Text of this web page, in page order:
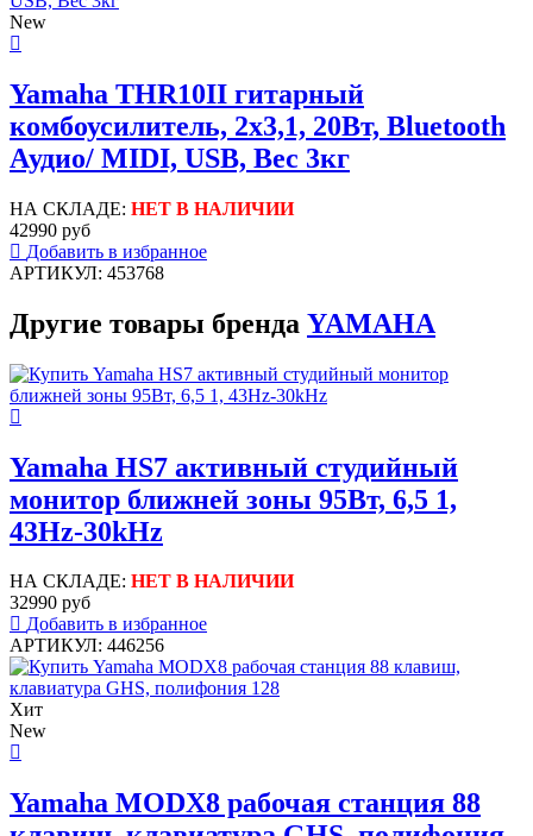
New
Yamaha THR10II гитарный
комбоусилитель, 2х3,1, 20Вт, Bluetooth
Аудио/ MIDI, USB, Вес 3кг
НА СКЛАДЕ: НЕТ В НАЛИЧИИ
42990 руб
Добавить в избранное
АРТИКУЛ: 453768
Другие товары бренда YAMAHA
Yamaha HS7 активный студийный
монитор ближней зоны 95Вт, 6,5 1,
43Hz-30kHz
НА СКЛАДЕ: НЕТ В НАЛИЧИИ
32990 руб
Добавить в избранное
АРТИКУЛ: 446256
Хит
New
Yamaha MODX8 рабочая станция 88